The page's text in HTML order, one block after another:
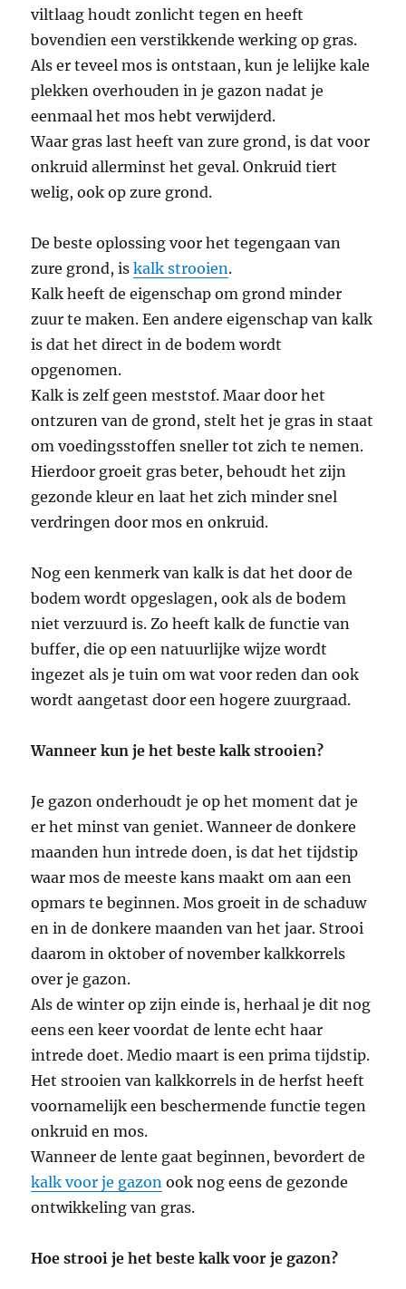
viltlaag houdt zonlicht tegen en heeft
bovendien een verstikkende werking op gras.
Als er teveel mos is ontstaan, kun je lelijke kale
plekken overhouden in je gazon nadat je
eenmaal het mos hebt verwijderd.
Waar gras last heeft van zure grond, is dat voor
onkruid allerminst het geval. Onkruid tiert
welig, ook op zure grond.
De beste oplossing voor het tegengaan van
zure grond, iskalk strooien.
Kalk heeft de eigenschap om grond minder
zuur te maken. Een andere eigenschap van kalk
is dat het direct in de bodem wordt
opgenomen.
Kalk is zelf geen meststof. Maar door het
ontzuren van de grond, stelt het je gras in staat
om voedingsstoffen sneller tot zich te nemen.
Hierdoor groeit gras beter, behoudt het zijn
gezonde kleur en laat het zich minder snel
verdringen door mos en onkruid.
Nog een kenmerk van kalk is dat het door de
bodem wordt opgeslagen, ook als de bodem
niet verzuurd is. Zo heeft kalk de functie van
buffer, die op een natuurlijke wijze wordt
ingezet als je tuin om wat voor reden dan ook
wordt aangetast door een hogere zuurgraad.
Wanneer kun je het beste kalk strooien?
Je gazon onderhoudt je op het moment dat je
er het minst van geniet. Wanneer de donkere
maanden hun intrede doen, is dat het tijdstip
waar mos de meeste kans maakt om aan een
opmars te beginnen. Mos groeit in de schaduw
en in de donkere maanden van het jaar. Strooi
daarom in oktober of november kalkkorrels
over je gazon.
Als de winter op zijn einde is, herhaal je dit nog
eens een keer voordat de lente echt haar
intrede doet. Medio maart is een prima tijdstip.
Het strooien van kalkkorrels in de herfst heeft
voornamelijk een beschermende functie tegen
onkruid en mos.
Wanneer de lente gaat beginnen, bevordert de
kalk voor je gazon ook nog eens de gezonde
ontwikkeling van gras.
Hoe strooi je het beste kalk voor je gazon?